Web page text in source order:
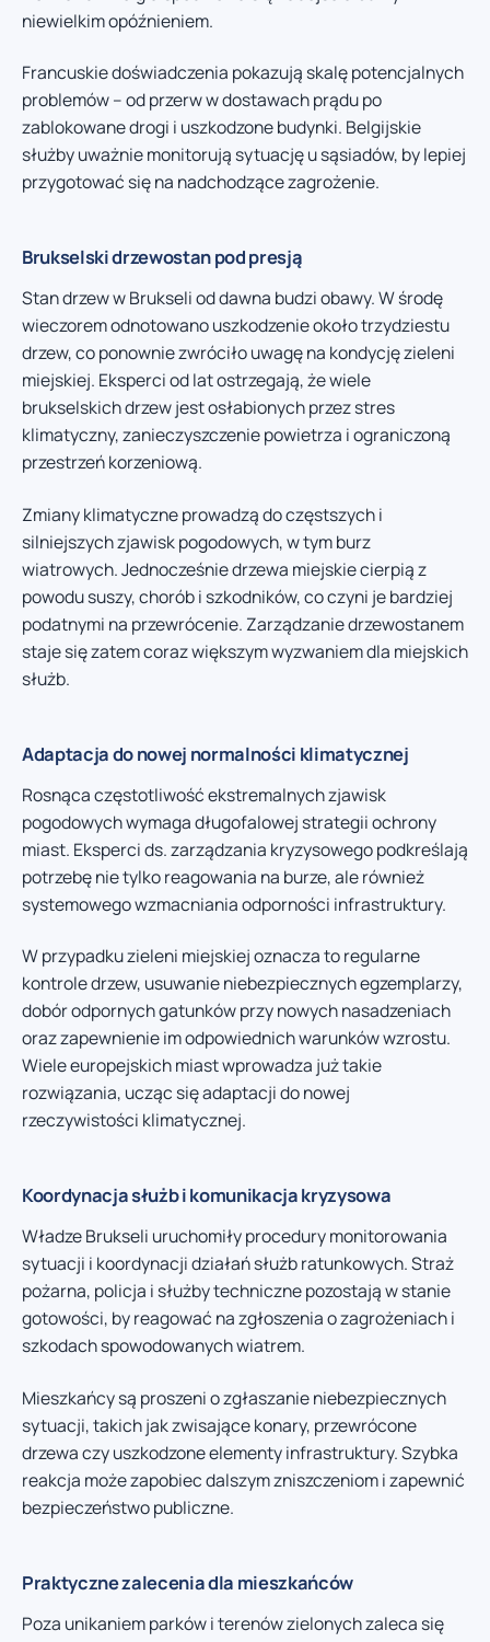
niewielkim opóźnieniem.
Francuskie doświadczenia pokazują skalę potencjalnych
problemów – od przerw w dostawach prądu po
zablokowane drogi i uszkodzone budynki. Belgijskie
służby uważnie monitorują sytuację u sąsiadów, by lepiej
przygotować się na nadchodzące zagrożenie.
Brukselski drzewostan pod presją
Stan drzew w Brukseli od dawna budzi obawy. W środę
wieczorem odnotowano uszkodzenie około trzydziestu
drzew, co ponownie zwróciło uwagę na kondycję zieleni
miejskiej. Eksperci od lat ostrzegają, że wiele
brukselskich drzew jest osłabionych przez stres
klimatyczny, zanieczyszczenie powietrza i ograniczoną
przestrzeń korzeniową.
Zmiany klimatyczne prowadzą do częstszych i
silniejszych zjawisk pogodowych, w tym burz
wiatrowych. Jednocześnie drzewa miejskie cierpią z
powodu suszy, chorób i szkodników, co czyni je bardziej
podatnymi na przewrócenie. Zarządzanie drzewostanem
staje się zatem coraz większym wyzwaniem dla miejskich
służb.
Adaptacja do nowej normalności klimatycznej
Rosnąca częstotliwość ekstremalnych zjawisk
pogodowych wymaga długofalowej strategii ochrony
miast. Eksperci ds. zarządzania kryzysowego podkreślają
potrzebę nie tylko reagowania na burze, ale również
systemowego wzmacniania odporności infrastruktury.
W przypadku zieleni miejskiej oznacza to regularne
kontrole drzew, usuwanie niebezpiecznych egzemplarzy,
dobór odpornych gatunków przy nowych nasadzeniach
oraz zapewnienie im odpowiednich warunków wzrostu.
Wiele europejskich miast wprowadza już takie
rozwiązania, ucząc się adaptacji do nowej
rzeczywistości klimatycznej.
Koordynacja służb i komunikacja kryzysowa
Władze Brukseli uruchomiły procedury monitorowania
sytuacji i koordynacji działań służb ratunkowych. Straż
pożarna, policja i służby techniczne pozostają w stanie
gotowości, by reagować na zgłoszenia o zagrożeniach i
szkodach spowodowanych wiatrem.
Mieszkańcy są proszeni o zgłaszanie niebezpiecznych
sytuacji, takich jak zwisające konary, przewrócone
drzewa czy uszkodzone elementy infrastruktury. Szybka
reakcja może zapobiec dalszym zniszczeniom i zapewnić
bezpieczeństwo publiczne.
Praktyczne zalecenia dla mieszkańców
Poza unikaniem parków i terenów zielonych zaleca się